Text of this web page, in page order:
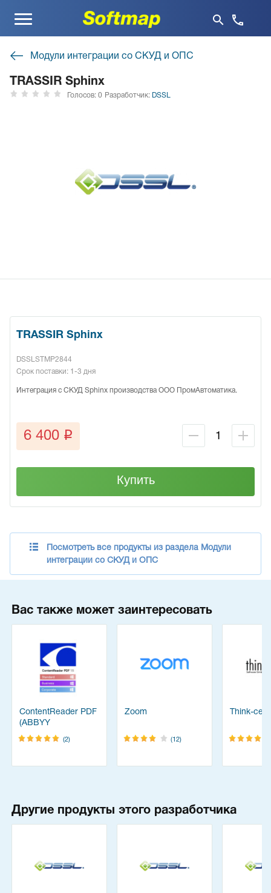
Меню
Модули интеграции со СКУД и ОПС
TRASSIR Sphinx
Голосов: 0 Разработчик: DSSL
TRASSIR Sphinx
DSSLSTMP2844
Срок поставки: 1-3 дня
Интеграция с СКУД Sphinx производства ООО ПромАвтоматика.
6 400 q
Купить
Посмотреть все продукты из раздела Модули
интеграции со СКУД и ОПС
Вас также может заинтересовать
ContentReader PDF
(ABBYY
FineReader)
(2)
Zoom
(12)
Think-cell
Другие продукты этого разработчика